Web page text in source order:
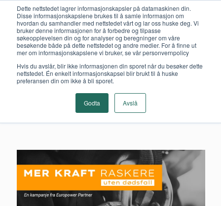
Dette nettstedet lagrer informasjonskapsler på datamaskinen din.
Disse informasjonskapslene brukes til å samle informasjon om
hvordan du samhandler med nettstedet vårt og lar oss huske deg. Vi
bruker denne informasjonen for å forbedre og tilpasse
søkeopplevelsen din og for analyser og beregninger om våre
besøkende både på dette nettstedet og andre medier. For å finne ut
mer om informasjonskapslene vi bruker, se vår personvernpolicy
Hvis du avslår, blir ikke informasjonen din sporet når du besøker dette
nettstedet. Én enkelt informasjonskapsel blir brukt til å huske
preferansen din om ikke å bli sporet.
Godta Avslå